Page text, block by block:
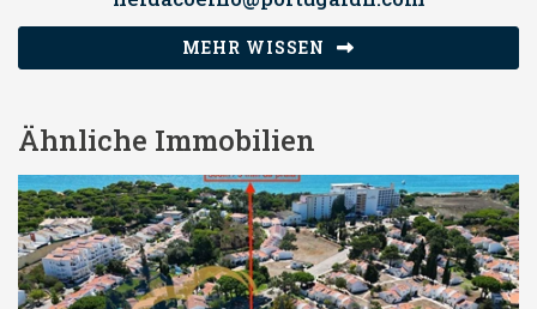
MEHR WISSEN
Ähnliche Immobilien